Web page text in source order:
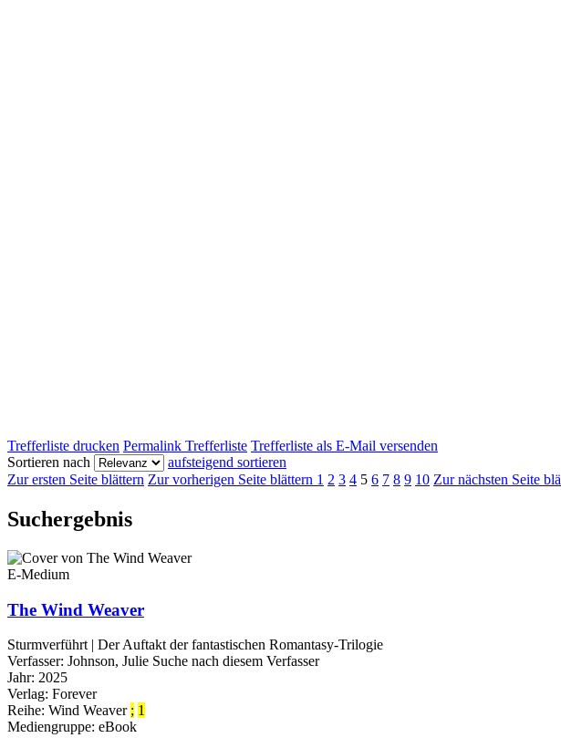
Trefferliste drucken Permalink Trefferliste Trefferliste als E-Mail versenden
Sortieren nach
aufsteigend sortieren
Zur ersten Seite blättern Zur vorherigen Seite blättern 1 2 3 4 5 6 7 8 9 10 Zur nächsten Seite
Suchergebnis
E-Medium
The Wind Weaver
Sturmverführt | Der Auftakt der fantastischen Romantasy-Trilogie
Verfasser: Johnson, Julie Suche nach diesem Verfasser
Jahr: 2025
Verlag: Forever
Reihe: Wind Weaver ; 1
Mediengruppe: eBook